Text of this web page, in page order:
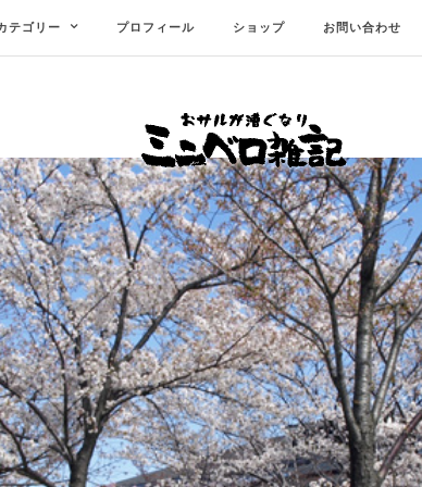
テゴリー プロフィール ショップ お問い合わせ